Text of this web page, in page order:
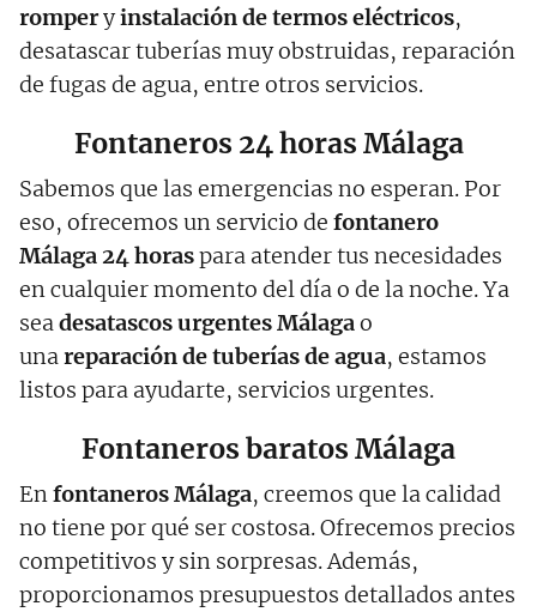
romperyinstalación de termos eléctricos,
desatascar tuberías muy obstruidas, reparación
de fugas de agua, entre otros servicios.
Fontaneros 24 horas Málaga
Sabemos que las emergencias no esperan. Por
eso, ofrecemos un servicio de fontanero
Málaga 24 horaspara atender tus necesidades
en cualquier momento del día o de la noche. Ya
seadesatascos urgentes Málagao
unareparación de tuberías de agua, estamos
listos para ayudarte, servicios urgentes.
Fontaneros baratos Málaga
Enfontaneros Málaga, creemos que la calidad
no tiene por qué ser costosa. Ofrecemos precios
competitivos y sin sorpresas. Además,
proporcionamos presupuestos detallados antes